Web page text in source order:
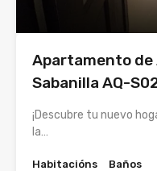
Apartamento de
Sabanilla AQ-
¡Descubre tu nuevo
la…
Habitacións
Baños